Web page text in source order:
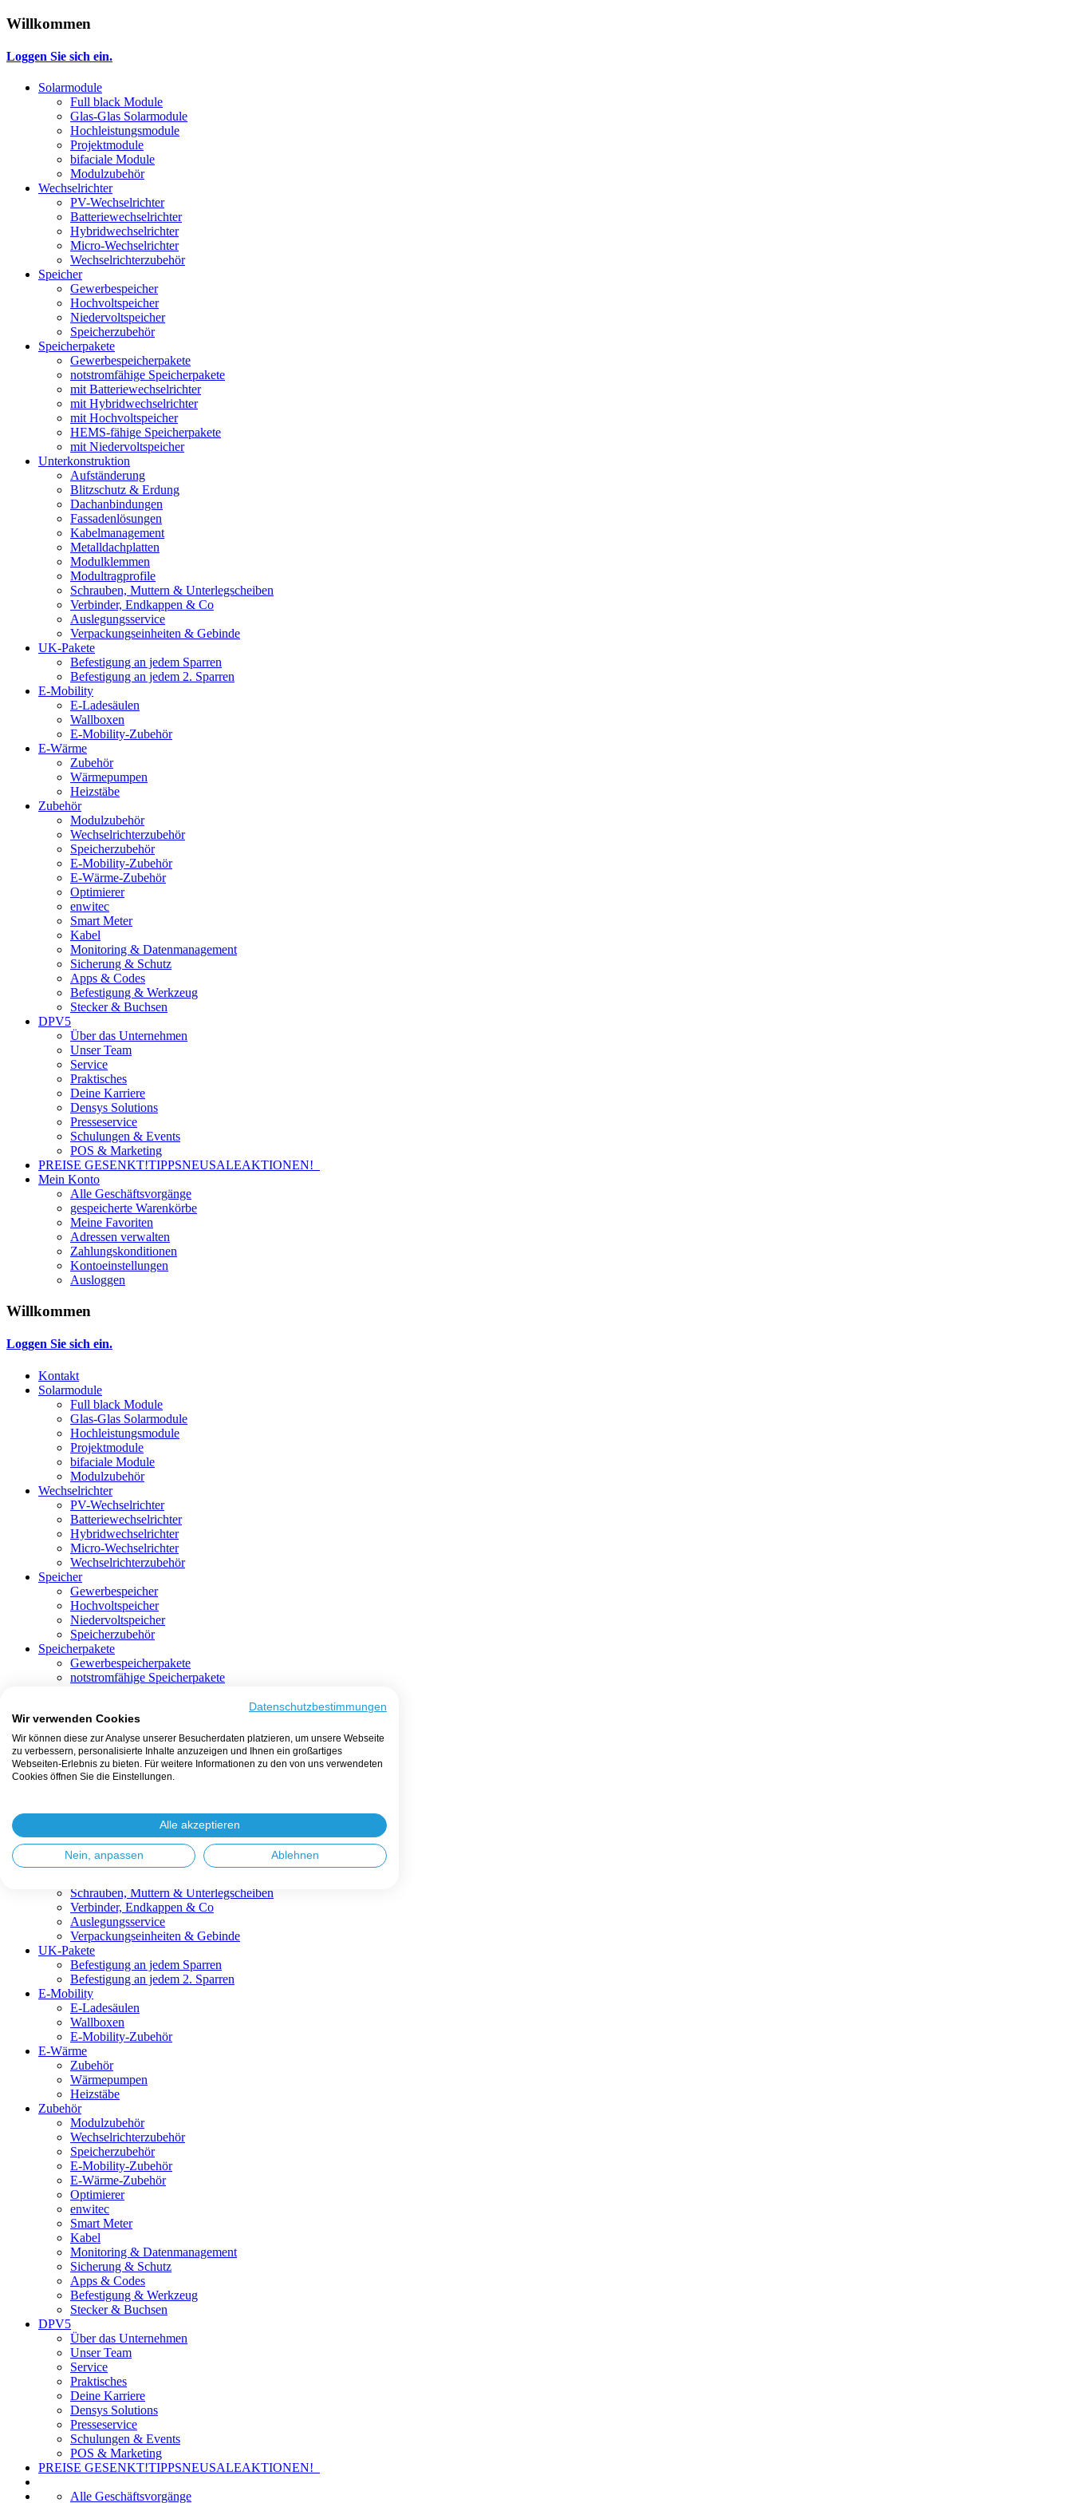
Willkommen
Loggen Sie sich ein.
Solarmodule
Full black Module
Glas-Glas Solarmodule
Hochleistungsmodule
Projektmodule
bifaciale Module
Modulzubehör
Wechselrichter
PV-Wechselrichter
Batteriewechselrichter
Hybridwechselrichter
Micro-Wechselrichter
Wechselrichterzubehör
Speicher
Gewerbespeicher
Hochvoltspeicher
Niedervoltspeicher
Speicherzubehör
Speicherpakete
Gewerbespeicherpakete
notstromfähige Speicherpakete
mit Batteriewechselrichter
mit Hybridwechselrichter
mit Hochvoltspeicher
HEMS-fähige Speicherpakete
mit Niedervoltspeicher
Unterkonstruktion
Aufständerung
Blitzschutz & Erdung
Dachanbindungen
Fassadenlösungen
Kabelmanagement
Metalldachplatten
Modulklemmen
Modultragprofile
Schrauben, Muttern & Unterlegscheiben
Verbinder, Endkappen & Co
Auslegungsservice
Verpackungseinheiten & Gebinde
UK-Pakete
Befestigung an jedem Sparren
Befestigung an jedem 2. Sparren
E-Mobility
E-Ladesäulen
Wallboxen
E-Mobility-Zubehör
E-Wärme
Zubehör
Wärmepumpen
Heizstäbe
Zubehör
Modulzubehör
Wechselrichterzubehör
Speicherzubehör
E-Mobility-Zubehör
E-Wärme-Zubehör
Optimierer
enwitec
Smart Meter
Kabel
Monitoring & Datenmanagement
Sicherung & Schutz
Apps & Codes
Befestigung & Werkzeug
Stecker & Buchsen
DPV5
Über das Unternehmen
Unser Team
Service
Praktisches
Deine Karriere
Densys Solutions
Presseservice
Schulungen & Events
POS & Marketing
PREISE GESENKT!TIPPSNEUSALEAKTIONEN!
Mein Konto
Alle Geschäftsvorgänge
gespeicherte Warenkörbe
Meine Favoriten
Adressen verwalten
Zahlungskonditionen
Kontoeinstellungen
Ausloggen
Willkommen
Loggen Sie sich ein.
Kontakt
Solarmodule
Full black Module
Glas-Glas Solarmodule
Hochleistungsmodule
Projektmodule
bifaciale Module
Modulzubehör
Wechselrichter
PV-Wechselrichter
Batteriewechselrichter
Hybridwechselrichter
Micro-Wechselrichter
Wechselrichterzubehör
Speicher
Gewerbespeicher
Hochvoltspeicher
Niedervoltspeicher
Speicherzubehör
Speicherpakete
Gewerbespeicherpakete
notstromfähige Speicherpakete
mit Hochvoltspeicher
HEMS-fähige Speicherpakete
mit Niedervoltspeicher
Unterkonstruktion
Aufständerung
Fassadenlösungen
Kabelmanagement
Metalldachplatten
Modulklemmen
Schrauben, Muttern & Unterlegscheiben
Verbinder, Endkappen & Co
Auslegungsservice
Verpackungseinheiten & Gebinde
UK-Pakete
Befestigung an jedem Sparren
Befestigung an jedem 2. Sparren
E-Mobility
E-Ladesäulen
Wallboxen
E-Mobility-Zubehör
E-Wärme
Zubehör
Wärmepumpen
Heizstäbe
Zubehör
Modulzubehör
Wechselrichterzubehör
Speicherzubehör
E-Mobility-Zubehör
E-Wärme-Zubehör
Optimierer
enwitec
Smart Meter
Kabel
Monitoring & Datenmanagement
Sicherung & Schutz
Apps & Codes
Befestigung & Werkzeug
Stecker & Buchsen
DPV5
Über das Unternehmen
Unser Team
Service
Praktisches
Deine Karriere
Densys Solutions
Presseservice
Schulungen & Events
POS & Marketing
PREISE GESENKT!TIPPSNEUSALEAKTIONEN!
Alle Geschäftsvorgänge
Datenschutzbestimmungen
Wir verwenden Cookies
Wir können diese zur Analyse unserer Besucherdaten platzieren, um unsere Webseite
zu verbessern, personalisierte Inhalte anzuzeigen und Ihnen ein großartiges
Webseiten-Erlebnis zu bieten. Für weitere Informationen zu den von uns verwendeten
Cookies öffnen Sie die Einstellungen.
Alle akzeptieren
Nein, anpassen Ablehnen